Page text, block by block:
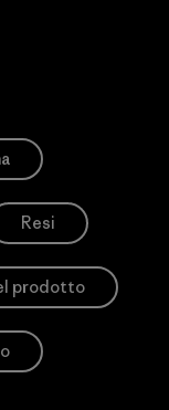
Resi
prodotto